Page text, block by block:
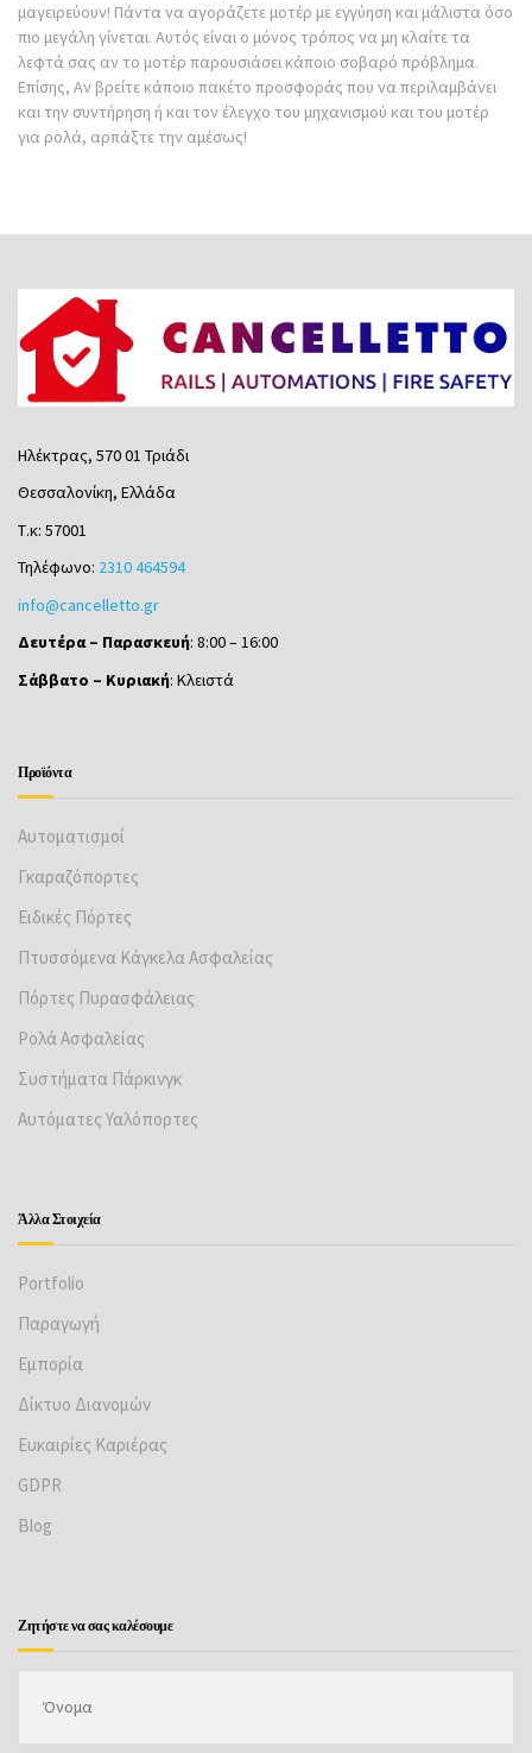
μαγειρεύουν! Πάντα να αγοράζετε μοτέρ με εγγύηση και μάλιστα όσο
πιο μεγάλη γίνεται. Αυτός είναι ο μόνος τρόπος να μη κλαίτε τα
λεφτά σας αν το μοτέρ παρουσιάσει κάποιο σοβαρό πρόβλημα.
Επίσης, Αν βρείτε κάποιο πακέτο προσφοράς που να περιλαμβάνει
και την συντήρηση ή και τον έλεγχο του μηχανισμού και του μοτέρ
για ρολά, αρπάξτε την αμέσως!
Ηλέκτρας, 570 01 Τριάδι
Θεσσαλονίκη, Ελλάδα
Τ.κ: 57001
Τηλέφωνο: 2310 464594
info@cancelletto.gr
Δευτέρα – Παρασκευή: 8:00 – 16:00
Σάββατο – Κυριακή: Κλειστά
Προϊόντα
Αυτοματισμοί
Γκαραζόπορτες
Ειδικές Πόρτες
Πτυσσόμενα Κάγκελα Ασφαλείας
Πόρτες Πυρασφάλειας
Ρολά Ασφαλείας
Συστήματα Πάρκινγκ
Αυτόματες Υαλόπορτες
Άλλα Στοιχεία
Portfolio
Παραγωγή
Εμπορία
Δίκτυο Διανομών
Ευκαιρίες Καριέρας
GDPR
Βlog
Ζητήστε να σας καλέσουμε